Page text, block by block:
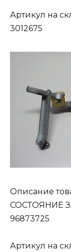
Артикул на
3012675
Описание
СОСТОЯНИЕ
96873725
Артикул на